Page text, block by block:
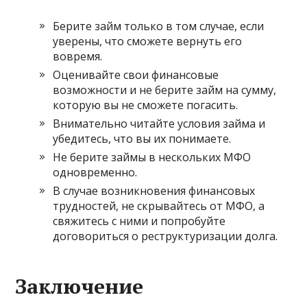
Берите займ только в том случае, если
уверены, что сможете вернуть его
вовремя.
Оценивайте свои финансовые
возможности и не берите займ на сумму,
которую вы не сможете погасить.
Внимательно читайте условия займа и
убедитесь, что вы их понимаете.
Не берите займы в нескольких МФО
одновременно.
В случае возникновения финансовых
трудностей, не скрывайтесь от МФО, а
свяжитесь с ними и попробуйте
договориться о реструктуризации долга.
Заключение